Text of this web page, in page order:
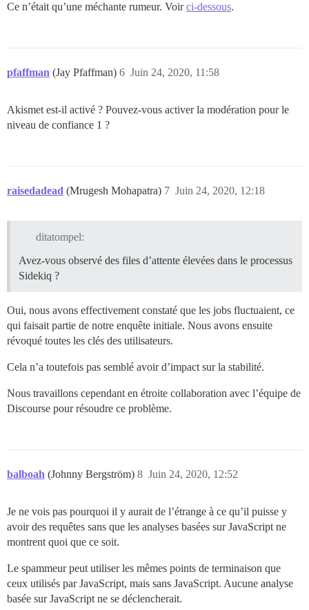
Ce n’était qu’une méchante rumeur. Voirci-dessous.
pfaffman (Jay Pfaffman) Juin 24, 2020, 11:58
6
Akismet est-il activé ? Pouvez-vous activer la modération pour le
niveau de confiance 1 ?
raisedadead (Mrugesh Mohapatra) Juin 24, 2020, 12:18
7
ditatompel:
Avez-vous observé des files d’attente élevées dans le processus
Sidekiq ?
Oui, nous avons effectivement constaté que les jobs fluctuaient, ce
qui faisait partie de notre enquête initiale. Nous avons ensuite
révoqué toutes les clés des utilisateurs.
Cela n’a toutefois pas semblé avoir d’impact sur la stabilité.
Nous travaillons cependant en étroite collaboration avec l’équipe de
Discourse pour résoudre ce problème.
balboah (Johnny Bergström) Juin 24, 2020, 12:52
8
Je ne vois pas pourquoi il y aurait de l’étrange à ce qu’il puisse y
avoir des requêtes sans que les analyses basées sur JavaScript ne
montrent quoi que ce soit.
Le spammeur peut utiliser les mêmes points de terminaison que
ceux utilisés par JavaScript, mais sans JavaScript. Aucune analyse
basée sur JavaScript ne se déclencherait.